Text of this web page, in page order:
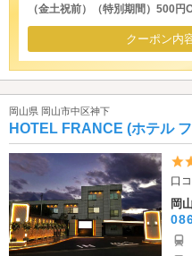
（金土祝前）（特別期間）500円
クーポン内
岡山県 岡山市中区神下
HOTEL FRANCE (ホテル
口
岡